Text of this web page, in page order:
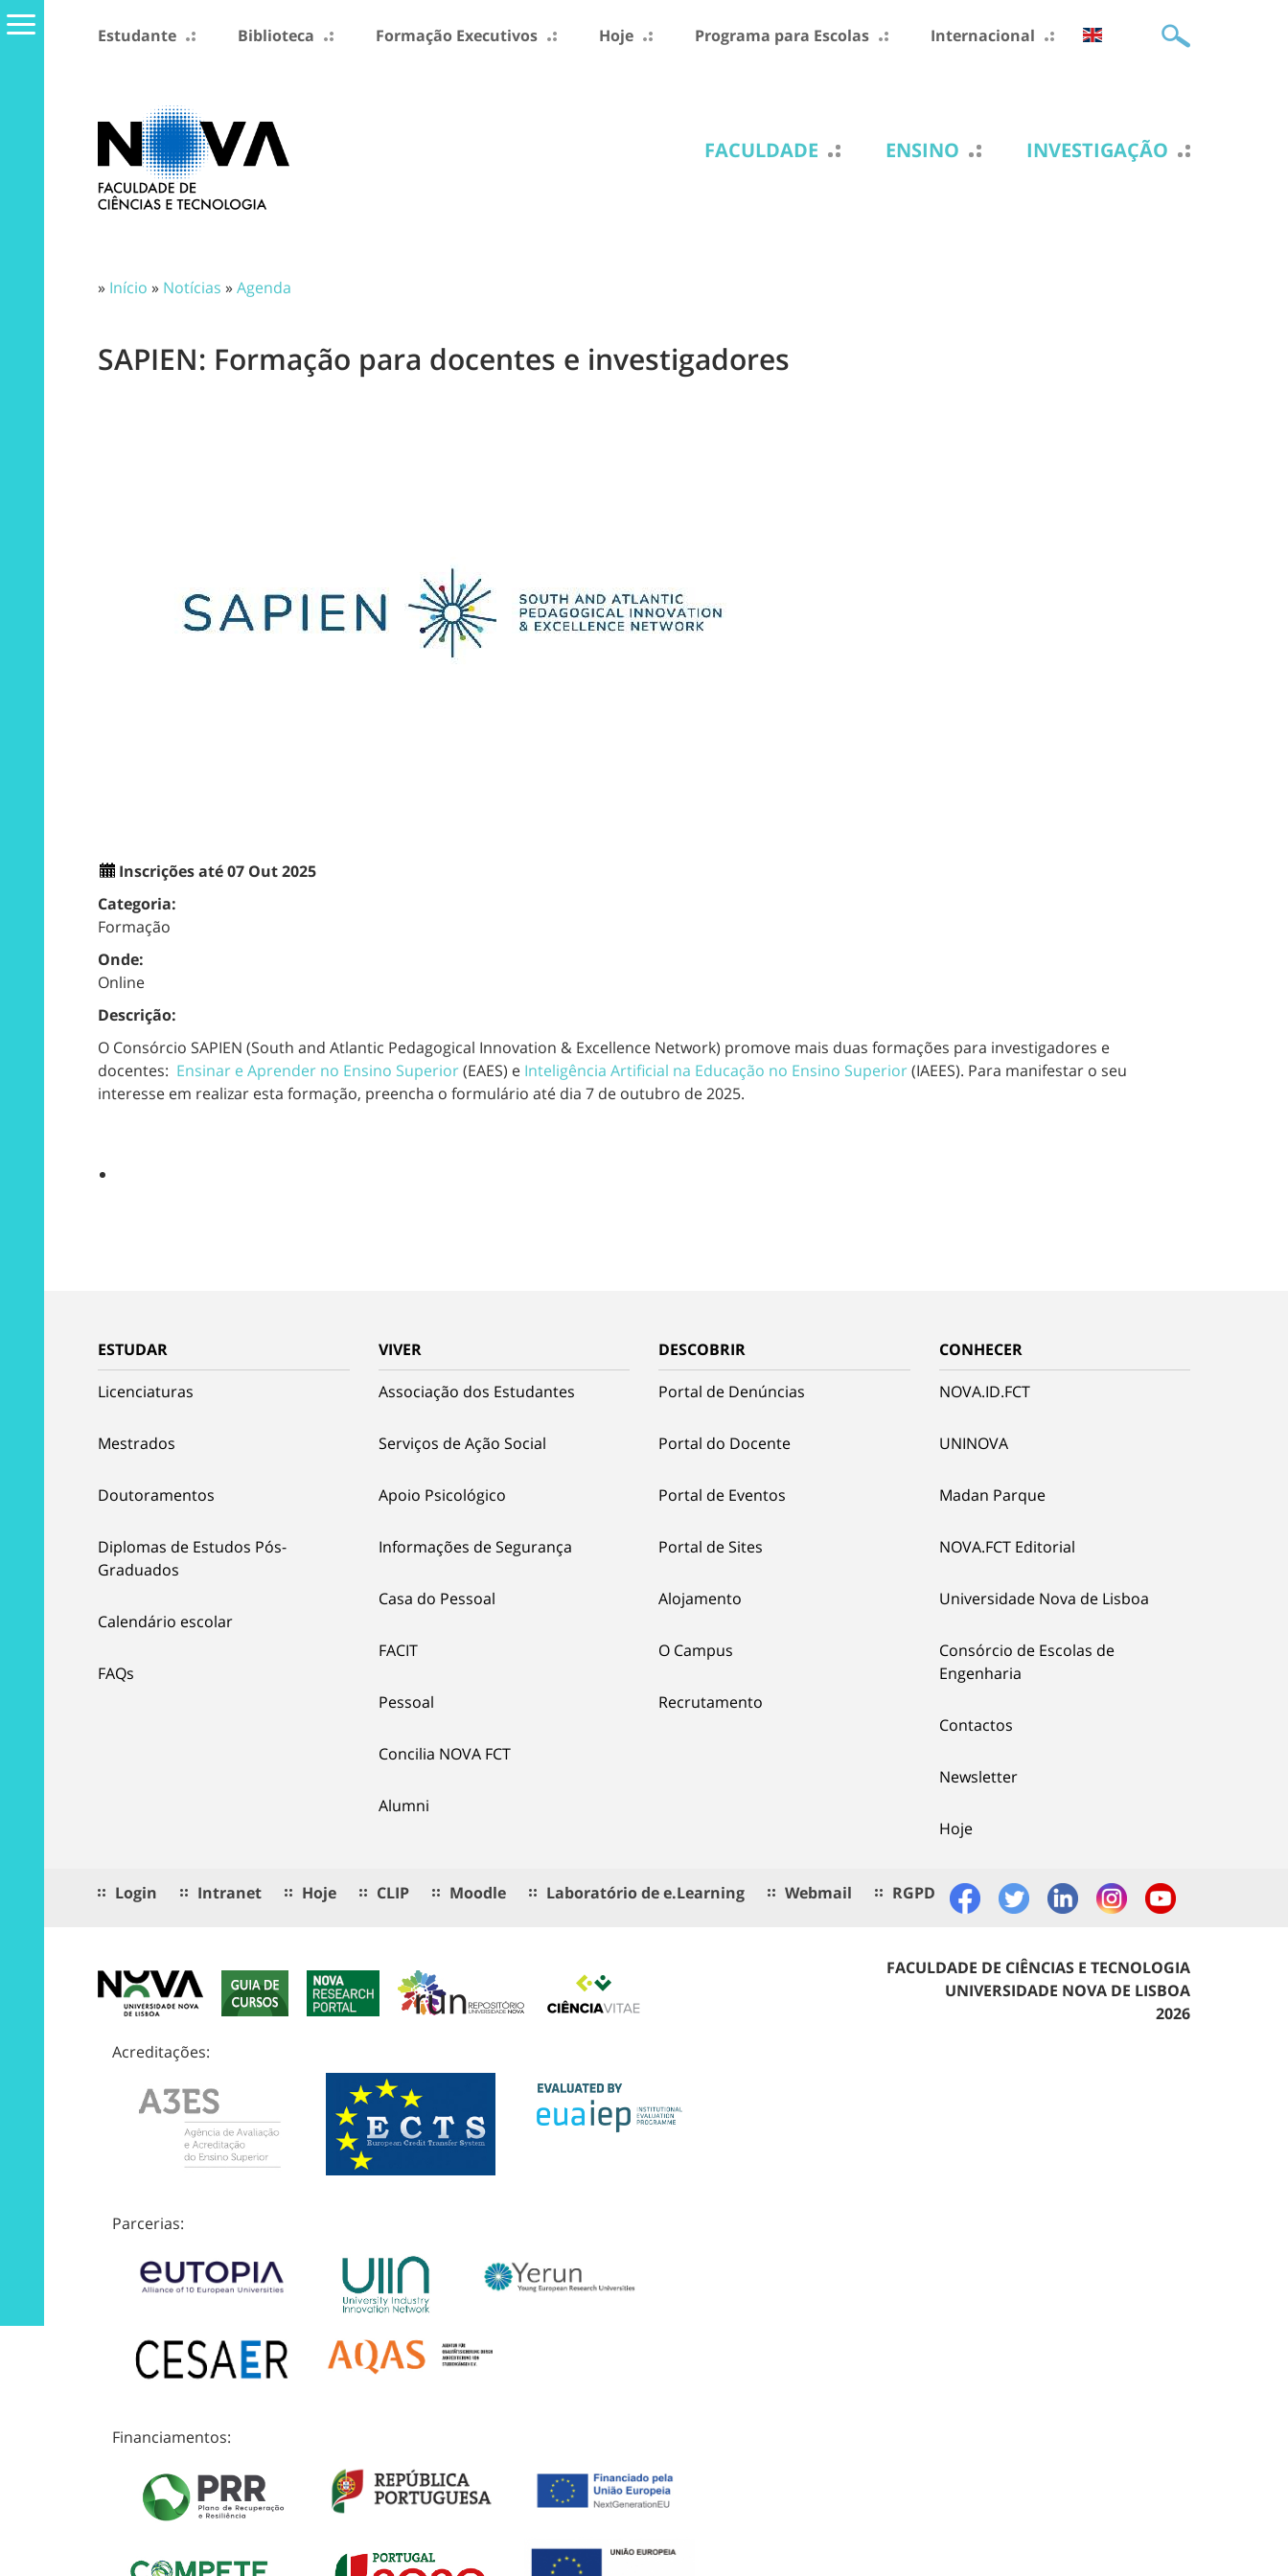
Estudante Biblioteca Formação Executivos Hoje Programa para Escolas Internacional
FACULDADE ENSINO INVESTIGAÇÃO
» Início » Notícias »Agenda
SAPIEN: Formação para docentes e investigadores
Inscrições até 07 Out 2025
Categoria:
Formação
Onde:
Online
Descrição:
O Consórcio SAPIEN (South and Atlantic Pedagogical Innovation & Excellence Network) promove mais duas formações para investigadores e
docentes: Ensinar e Aprender no Ensino Superior(EAES) e Inteligência Artificial na Educação no Ensino Superior(IAEES). Para manifestar o seu
interesse em realizar esta formação, preencha o formulário até dia 7 de outubro de 2025.
ESTUDAR
Licenciaturas
Mestrados
Doutoramentos
Diplomas de Estudos Pós-
Graduados
Calendário escolar
FAQs
VIVER
Associação dos Estudantes
Serviços de Ação Social
Apoio Psicológico
Informações de Segurança
Casa do Pessoal
FACIT
Pessoal
Concilia NOVA FCT
Alumni
DESCOBRIR
Portal de Denúncias
Portal do Docente
Portal de Eventos
Portal de Sites
Alojamento
O Campus
Recrutamento
CONHECER
NOVA.ID.FCT
UNINOVA
Madan Parque
NOVA.FCT Editorial
Universidade Nova de Lisboa
Consórcio de Escolas de
Engenharia
Contactos
Newsletter
Hoje
Login Intranet Hoje CLIP Moodle Laboratório de e.Learning Webmail RGPD
Acreditações:
Parcerias:
Financiamentos:
FACULDADE DE CIÊNCIAS E TECNOLOGIA
UNIVERSIDADE NOVA DE LISBOA
2026